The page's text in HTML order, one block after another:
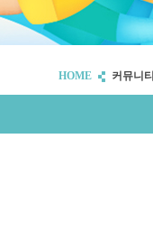
HOME 커뮤니티